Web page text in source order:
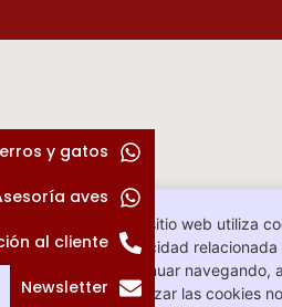
Este sitio web utiliza
publicidad
continuar
rechazar las cookies
y gatos
aves
al cliente
Newsletter